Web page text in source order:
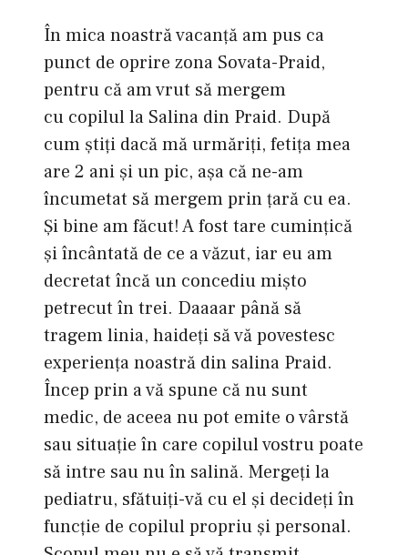
În mica noastră vacanţă am pus ca
punct de oprire zona Sovata-Praid,
pentru că am vrut să mergem
cu copilul la Salina din Praid. După
cum ştiţi dacă mă urmăriţi, fetiţa mea
are 2 ani şi un pic, aşa că ne-am
încumetat să mergem prin ţară cu ea.
Şi bine am făcut! A fost tare cuminţică
şi încântată de ce a văzut, iar eu am
decretat încă un concediu mişto
petrecut în trei. Daaaar până să
tragem linia, haideţi să vă povestesc
experienţa noastră din salina Praid.
Încep prin a vă spune că nu sunt
medic, de aceea nu pot emite o vârstă
sau situaţie în care copilul vostru poate
să intre sau nu în salină. Mergeţi la
pediatru, sfătuiţi-vă cu el şi decideţi în
funcţie de copilul propriu şi personal.